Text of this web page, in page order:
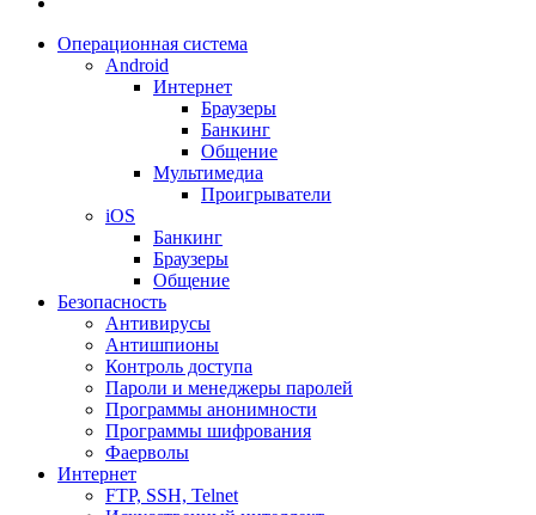
Операционная система
Android
Интернет
Браузеры
Банкинг
Общение
Мультимедиа
Проигрыватели
iOS
Банкинг
Браузеры
Общение
Безопасность
Антивирусы
Антишпионы
Контроль доступа
Пароли и менеджеры паролей
Программы анонимности
Программы шифрования
Фаерволы
Интернет
FTP, SSH, Telnet